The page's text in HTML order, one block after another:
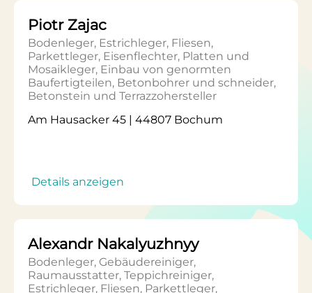
Piotr Zajac
Bodenleger, Estrichleger, Fliesen,
Parkettleger, Eisenflechter, Platten und
Mosaikleger, Einbau von genormten
Baufertigteilen, Betonbohrer und schneider,
Betonstein und Terrazzohersteller
Am Hausacker 45 | 44807 Bochum
Details anzeigen
Alexandr Nakalyuzhnyy
Bodenleger, Gebäudereiniger,
Raumausstatter, Teppichreiniger,
Estrichleger, Fliesen, Parkettleger,